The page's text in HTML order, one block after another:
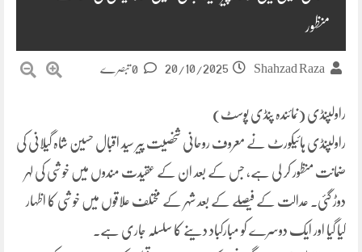
منظور
Shahzad Raza
20/10/2025
راولپنڈی (نمائندہ پنڈی پوسٹ)
راولپنڈی ہائیکورٹ نے معروف روحانی شخصیت پیر سید اقبال حسین شاہ گیلانی کی
ضمانت منظور کر لی ہے، جس کے بعد ان کے عقیدت مندوں میں خوشی کی لہر
دوڑ گئی۔ عدالت کے فیصلے کے بعد شہر کے مختلف علاقوں میں خوشی کا اظہار
کیا گیا اور ایک دوسرے کو مبارکباد دینے کا سلسلہ جاری ہے۔